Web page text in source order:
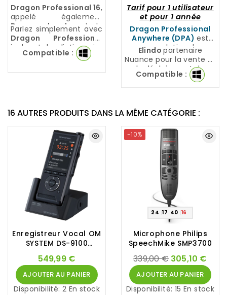
Dragon Professional 16,
appelé également
Dragon legal, est la
solution pour le monde
Juridique cherchant à
gagner du temps
Parlez simplement avec
Dragon Professional
incluant le dictionnaire
Juridique, vous obtenez
parfaite !
Compatible :
Tarif pour 1 utilisateur
et pour 1 année
Dragon Professional
Anywhere (DPA) est
une solution de
reconnaissance vocale
sécurisée disponible
dans le cloud partout et
tout le temps.
Elindopartenaire
Nuance pour la vente et
le déploiement de
Dragon Professional
Anywhere.
Compatible :
16 AUTRES PRODUITS DANS LA MÊME CATÉGORIE :
Enregistreur Vocal OM
SYSTEM DS-9100
549,99 €
AJOUTER AU PANIER
Disponibilité: 2 En stock
24 17 40 15
-10%
Microphone Philips
SpeechMike SMP3700
339,00 € 305,10 €
AJOUTER AU PANIER
Disponibilité: 15 En stock